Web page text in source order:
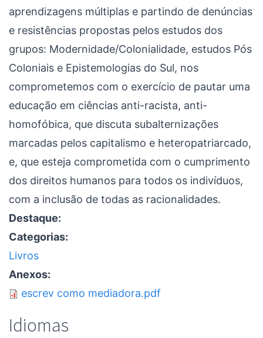
aprendizagens múltiplas e partindo de denúncias
e resistências propostas pelos estudos dos
grupos: Modernidade/Colonialidade, estudos Pós
Coloniais e Epistemologias do Sul, nos
comprometemos com o exercício de pautar uma
educação em ciências anti-racista, anti-
homofóbica, que discuta subalternizações
marcadas pelos capitalismo e heteropatriarcado,
e, que esteja comprometida com o cumprimento
dos direitos humanos para todos os indivíduos,
com a inclusão de todas as racionalidades.
Destaque:
Categorias:
Livros
Anexos:
escrev como mediadora.pdf
Idiomas